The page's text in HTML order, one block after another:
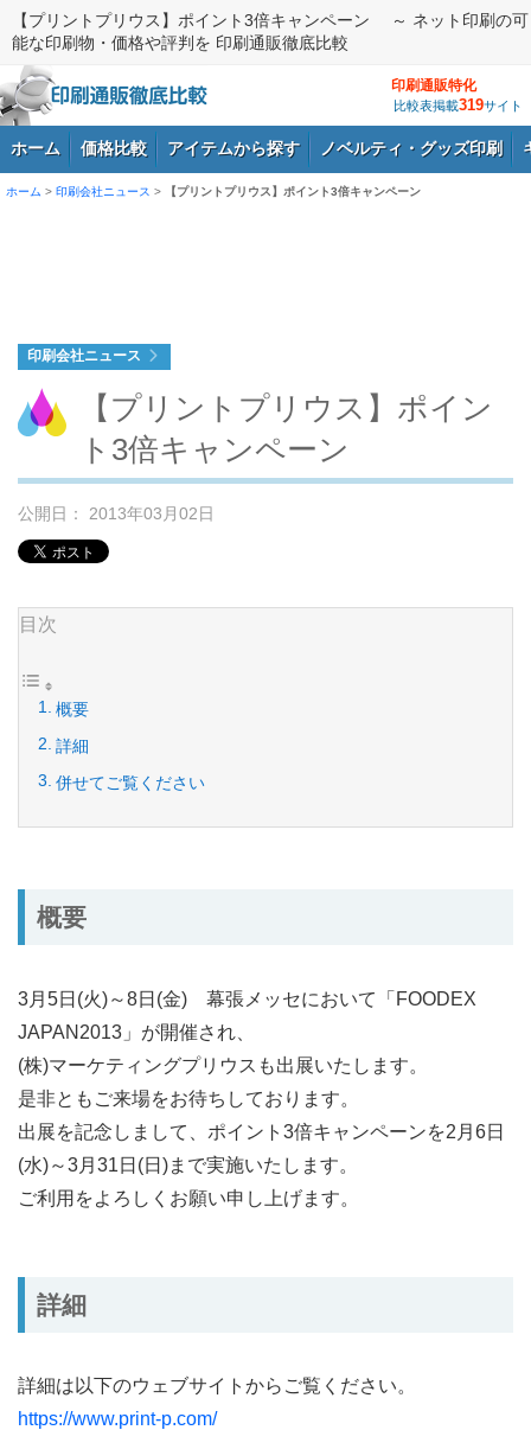
【プリントプリウス】ポイント3倍キャンペーン ～ ネット印刷の可
能な印刷物・価格や評判を 印刷通販徹底比較
印刷通販特化
比較表掲載319サイト
ホーム 価格比較 アイテムから探す ノベルティ・グッズ印刷
ホーム > 印刷会社ニュース > 【プリントプリウス】ポイント3倍キャンペーン
印刷会社ニュース
【プリントプリウス】ポイン
ト3倍キャンペーン
公開日： 2013年03月02日
目次
概要
詳細
併せてご覧ください
概要
3月5日(火)～8日(金) 幕張メッセにおいて「FOODEX
JAPAN2013」が開催され、
(株)マーケティングプリウスも出展いたします。
是非ともご来場をお待ちしております。
出展を記念しまして、ポイント3倍キャンペーンを2月6日
(水)～3月31日(日)まで実施いたします。
ご利用をよろしくお願い申し上げます。
詳細
詳細は以下のウェブサイトからご覧ください。
https://www.print-p.com/